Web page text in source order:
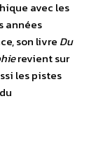
avec les
années
son livre Du
revient sur
les pistes